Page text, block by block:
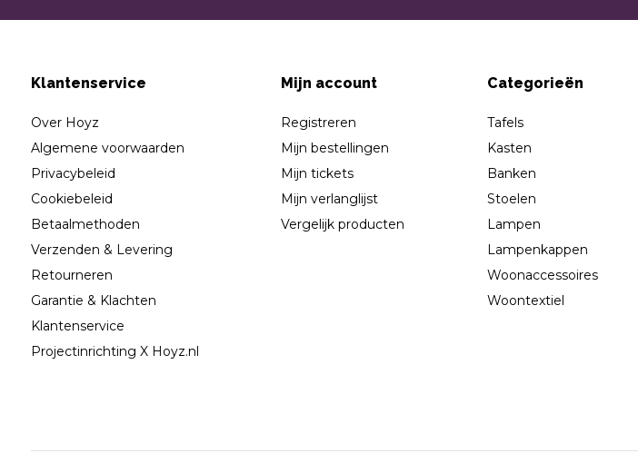
Klantenservice
Over Hoyz
Algemene voorwaarden
Privacybeleid
Cookiebeleid
Betaalmethoden
Verzenden & Levering
Retourneren
Garantie & Klachten
Klantenservice
Projectinrichting X Hoyz.nl
Mijn account
Registreren
Mijn bestellingen
Mijn tickets
Mijn verlanglijst
Vergelijk producten
Categorieën
Tafels
Kasten
Banken
Stoelen
Lampen
Lampenkappen
Woonaccessoires
Woontextiel